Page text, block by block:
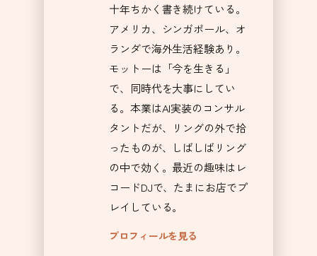
十年ちかく書き続けている。
アメリカ、シンガポール、オ
ランダで海外生活経験あり。
モットーは「今を生きる」
で、同時代を大事にしてい
る。本業はAI実装のコンサル
タントだが、リングの外で拾
ったものが、しばしばリング
の中で効く。最近の趣味はレ
コードDJで、たまにお店でプ
レイしている。
プロフィールを見る